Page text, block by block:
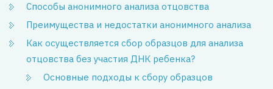
Способы анонимного анализа отцовства
Преимущества и недостатки анонимного анализа
Как осуществляется сбор образцов для анализа
отцовства без участия ДНК ребенка?
Основные подходы к сбору образцов